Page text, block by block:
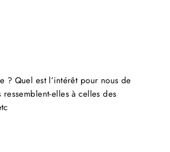
? Quel est l’intérêt pour nous de
ressemblent-elles à celles des